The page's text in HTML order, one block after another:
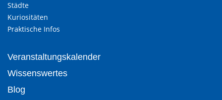
Städte
Kuriositäten
Praktische Infos
Veranstaltungskalender
Wissenswertes
Blog